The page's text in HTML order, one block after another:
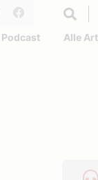
Facebook
Podcast Alle